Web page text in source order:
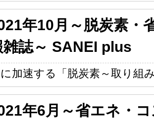
年10月～脱炭素・
雑誌～ SANEI plus
加速する「脱炭素～取り組
年6月～省エネ・